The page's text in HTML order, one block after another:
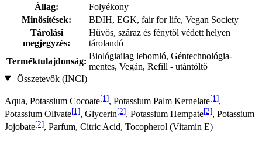
Állag:
Folyékony
Minősítések:
BDIH, EGK, fair for life, Vegan Society
Tárolási
megjegyzés:
Hűvös, száraz és fénytől védett helyen
tárolandó
Terméktulajdonság:
Biológiailag lebomló, Géntechnológia-
mentes, Vegán, Refill - utántöltő
Összetevők (INCI)
Aqua, Potassium Cocoate[1], Potassium Palm Kernelate[1],
Potassium Olivate[1], Glycerin[2], Potassium Hempate[2], Potassium
Jo­jobate[2], Parfum, Citric Acid, Tocopherol (Vitamin E)